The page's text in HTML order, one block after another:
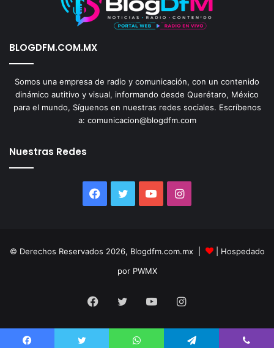
BLOGDFM.COM.MX
Somos una empresa de radio y comunicación, con un contenido
dinámico autitivo y visual, informando desde Querétaro, México
para el mundo, Síguenos en nuestras redes sociales. Escríbenos
a: comunicacion@blogdfm.com
Nuestras Redes
Facebook
TwitterYouTubeInstagram
© Derechos Reservados 2026, Blogdfm.com.mx |
| Hospedado
por PWMX
Facebook
TwitterYouTubeInstagram